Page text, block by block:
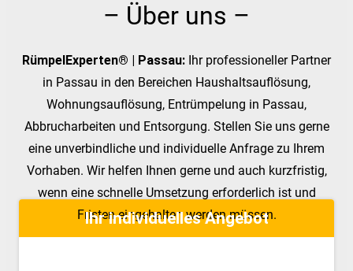
– Über uns –
RümpelExperten® | Passau: Ihr professioneller Partner
in Passau in den Bereichen Haushaltsauflösung,
Wohnungsauflösung, Entrümpelung in Passau,
Abbrucharbeiten und Entsorgung. Stellen Sie uns gerne
eine unverbindliche und individuelle Anfrage zu Ihrem
Vorhaben. Wir helfen Ihnen gerne und auch kurzfristig,
wenn eine schnelle Umsetzung erforderlich ist und
Fristen eingehalten werden müssen.
Ihr individuelles Angebot